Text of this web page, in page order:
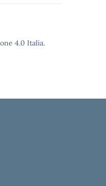
4.0 Italia.